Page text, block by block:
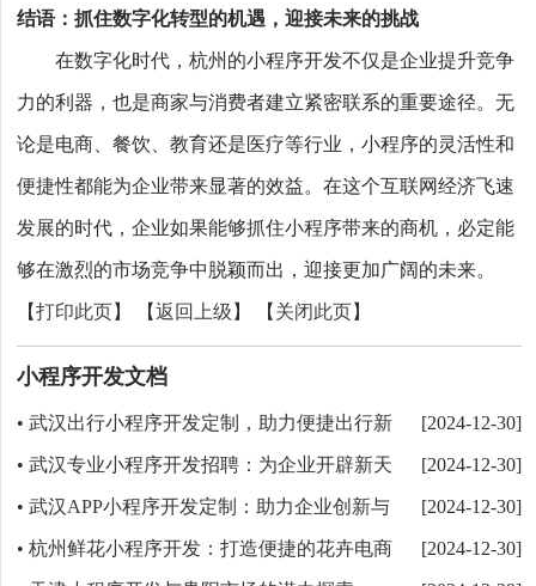
结语：抓住数字化转型的机遇，迎接未来的挑战
在数字化时代，杭州的小程序开发不仅是企业提升竞争
力的利器，也是商家与消费者建立紧密联系的重要途径。无
论是电商、餐饮、教育还是医疗等行业，小程序的灵活性和
便捷性都能为企业带来显著的效益。在这个互联网经济飞速
发展的时代，企业如果能够抓住小程序带来的商机，必定能
够在激烈的市场竞争中脱颖而出，迎接更加广阔的未来。
【打印此页 】 【返回上级 】 【 关闭此页 】
小程序开发文档
[2024-12-30]
•武汉出行小程序开发定制，助力便捷出行新
时代
[2024-12-30]
•武汉专业小程序开发招聘：为企业开辟新天
地，成就数字化转型
[2024-12-30]
•武汉APP小程序开发定制：助力企业创新与
转型的最佳选择
[2024-12-30]
•杭州鲜花小程序开发：打造便捷的花卉电商